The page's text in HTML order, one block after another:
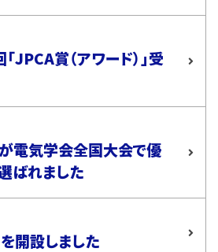
JPCA賞（アワード）」受
電気学会全国大会で優
ばれました
開設しました